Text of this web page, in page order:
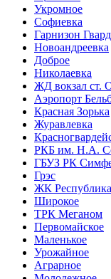
Укромное
Софиевка
Гарнизон
Новоандреевка
Доброе
Николаевка
ЖД вокзал ст.
Аэропорт
Красная Зорька
Журавлевка
РКБ им. Н.А.
ГБУЗ РК
Грэс
ЖК Республика
Широкое
ТРК Меганом
Первомайское
Маленькое
Урожайное
Аграрное